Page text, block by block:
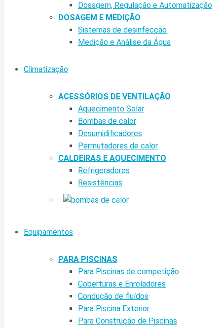
Dosagem, Regulação e Automatização
DOSAGEM E MEDIÇÃO
Sistemas de desinfecção
Medição e Análise da Água
Climatização
ACESSÓRIOS DE VENTILAÇÃO
Aquecimento Solar
Bombas de calor
Desumidificadores
Permutadores de calor
CALDEIRAS E AQUECIMENTO
Refrigeradores
Resistências
Equipamentos
PARA PISCINAS
Para Piscinas de competição
Coberturas e Enroladores
Condução de fluídos
Para Piscina Exterior
Para Construção de Piscinas